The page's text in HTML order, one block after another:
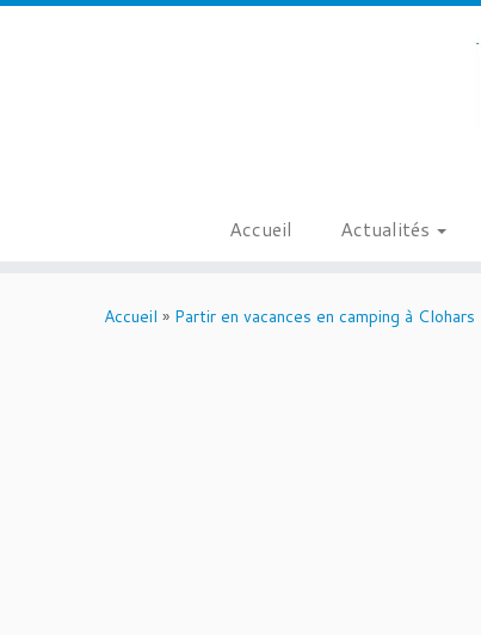
Accueil Actualités
Accueil » Partir en vacances en camping à